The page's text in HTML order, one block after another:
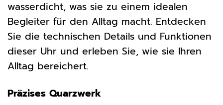
wasserdicht, was sie zu einem idealen
Begleiter für den Alltag macht. Entdecken
Sie die technischen Details und Funktionen
dieser Uhr und erleben Sie, wie sie Ihren
Alltag bereichert.
Präzises Quarzwerk